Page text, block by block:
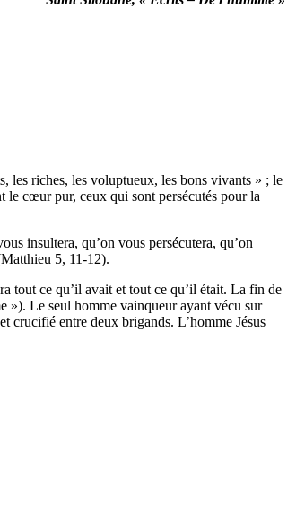
les riches, les voluptueux, les bons vivants » ; le
cœur pur, ceux qui sont persécutés pour la
insultera, qu’on vous persécutera, qu’on
5, 11-12).
tout ce qu’il avait et tout ce qu’il était. La fin de
»). Le seul homme vainqueur ayant vécu sur
crucifié entre deux brigands. L’homme Jésus